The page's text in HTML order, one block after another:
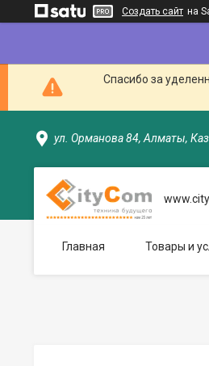
Создать сайт на
Спасибо за
ул. Орманова 84, Алматы,
Главная Товары и